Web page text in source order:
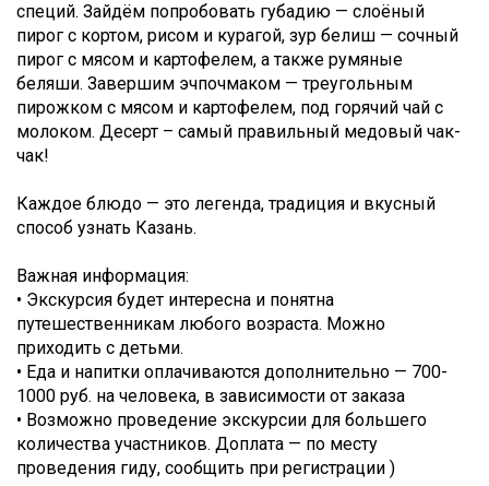
специй. Зайдём попробовать губадию — слоёный
пирог с кортом, рисом и курагой, зур белиш — сочный
пирог с мясом и картофелем, а также румяные
беляши. Завершим эчпочмаком — треугольным
пирожком с мясом и картофелем, под горячий чай с
молоком. Десерт – самый правильный медовый чак-
чак!
Каждое блюдо — это легенда, традиция и вкусный
способ узнать Казань.
Важная информация:
• Экскурсия будет интересна и понятна
путешественникам любого возраста. Можно
приходить с детьми.
• Еда и напитки оплачиваются дополнительно — 700-
1000 руб. на человека, в зависимости от заказа
• Возможно проведение экскурсии для большего
количества участников. Доплата — по месту
проведения гиду, сообщить при регистрации )